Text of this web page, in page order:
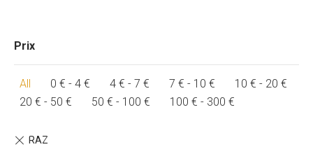
Prix
All 0 € - 4 € 4 € - 7 € 7 € - 10 € 10 € - 20 €
20 € - 50 € 50 € - 100 € 100 € - 300 €